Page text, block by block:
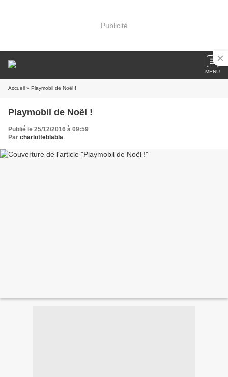
Publicité
MENU
Accueil » Playmobil de Noël !
Playmobil de Noël !
Publié le 25/12/2016 à 09:59
Par charlotteblabla